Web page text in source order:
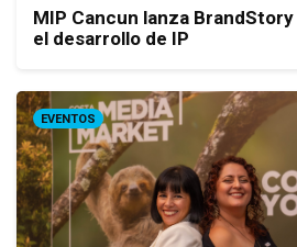
MIP Cancun lanza
el desarrollo de IP
EVENTOS